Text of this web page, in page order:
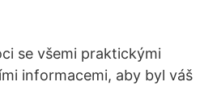
se všemi praktickými
informacemi, aby byl váš